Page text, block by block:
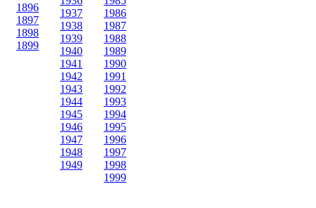
1896
1897
1898
1899
1937
1938
1939
1940
1941
1942
1943
1944
1945
1946
1947
1948
1949
1986
1987
1988
1989
1990
1991
1992
1993
1994
1995
1996
1997
1998
1999